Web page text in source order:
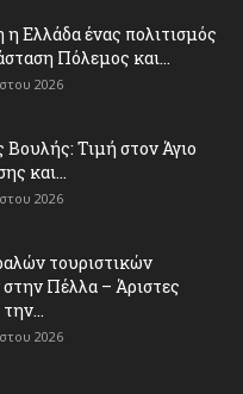
Ελλάδα ένας πολιτισμός
Πόλεμος και...
2026
Τιμή στον Άγιο
και...
2026
τουριστικών
Πέλλα – Άριστες
2026